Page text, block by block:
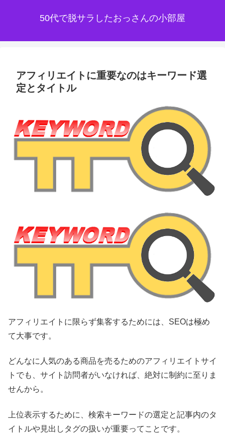
50代で脱サラしたおっさんの小部屋
アフィリエイトに重要なのはキーワード選
定とタイトル
アフィリエイトに限らず集客するためには、SEOは極め
て大事です。
どんなに人気のある商品を売るためのアフィリエイトサイ
トでも、サイト訪問者がいなければ、絶対に制約に至りま
せんから。
上位表示するために、検索キーワードの選定と記事内のタ
イトルや見出しタグの扱いが重要ってことです。